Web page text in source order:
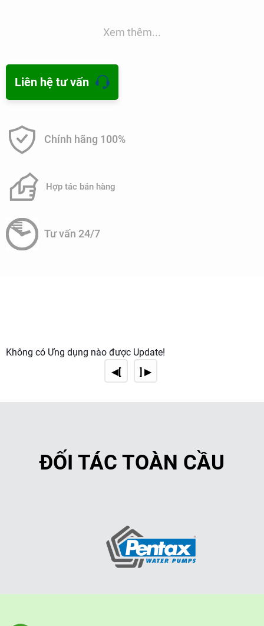
cải thiện hiệu suất của hệ thống RO.
lượng nước đầu vào và đầu ra, cũng như hiệu suất hoạt
động của hệ thống. Điều này giúp phát hiện sớm các vấn đề
và đảm bảo rằng nước sản xuất đáp ứng các tiêu chuẩn cần
thiết.
hợp, việc sử dụng các phương pháp khử trùng như tia UV
hoặc khử trùng hóa học có thể được áp dụng để đảm bảo
sự sạch sẽ và an toàn của nước sau khi xử lý.
trình đào tạo cho nhân viên vận hành và bảo dưỡng hệ
thống để đảm bảo hoạt động ổn định và hiệu quả của nó.
6. Tuân thủ quy định và tiêu chuẩn: Hệ thống cần phải tuân
chế biến dược phẩm, bao gồm cả Good Manufacturing
Practice (GMP) và các tiêu chuẩn liên quan khác.
Xem thêm...
Liên hệ tư vấn
Chính hãng 100%
Hợp tác bán hàng
Tư vấn 24/7
Không có Ứng dụng nào được Update!
◀[
] ▶
ĐỐI TÁC TOÀN CẦU